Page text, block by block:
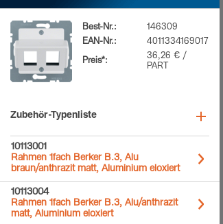
Best-Nr.:
146309
EAN-Nr.:
4011334169017
Preis*:
36,26 € /
PART
Zubehör-Typenliste
10113001
Rahmen 1fach Berker B.3, Alu
braun/anthrazit matt, Aluminium eloxiert
10113004
Rahmen 1fach Berker B.3, Alu/anthrazit
matt, Aluminium eloxiert